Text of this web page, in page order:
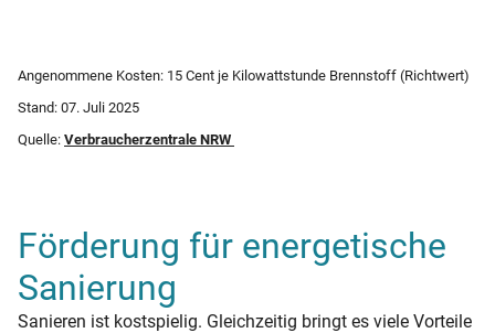
Angenommene Kosten: 15 Cent je Kilowattstunde Brennstoff (Richtwert)
Stand: 07. Juli 2025
Quelle: Verbraucherzentrale NRW
Förderung für energetische
Sanierung
Sanieren ist kostspielig. Gleichzeitig bringt es viele Vorteile